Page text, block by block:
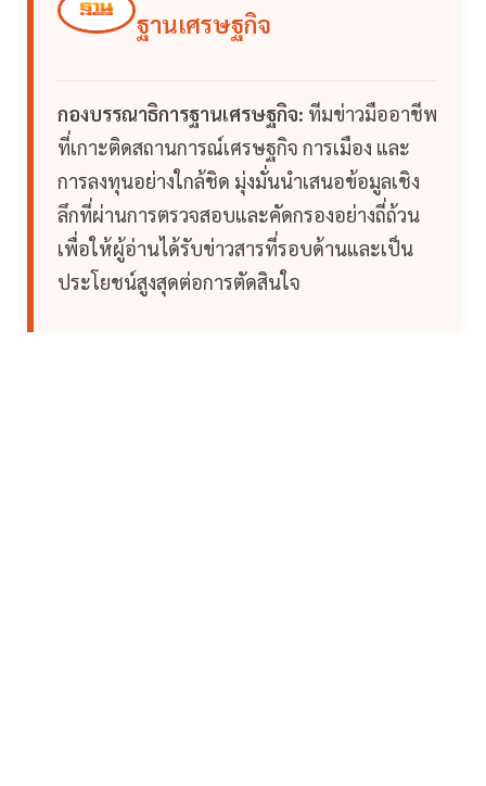
ฐานเศรษฐกิจ
กองบรรณาธิการฐานเศรษฐกิจ: ทีมข่าวมืออาชีพ
ที่เกาะติดสถานการณ์เศรษฐกิจ การเมือง และ
การลงทุนอย่างใกล้ชิด มุ่งมั่นนำเสนอข้อมูลเชิง
ลึกที่ผ่านการตรวจสอบและคัดกรองอย่างถี่ถ้วน
เพื่อให้ผู้อ่านได้รับข่าวสารที่รอบด้านและเป็น
ประโยชน์สูงสุดต่อการตัดสินใจ